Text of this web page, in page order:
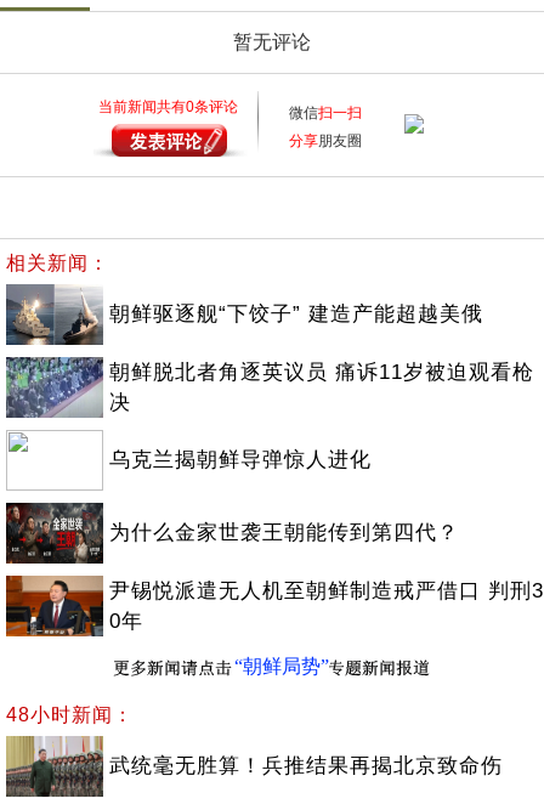
暂无评论
当前新闻共有0条评论 微信扫一扫
分享朋友圈
相关新闻：
朝鲜驱逐舰“下饺子” 建造产能超越美俄
朝鲜脱北者角逐英议员 痛诉11岁被迫观看枪
决
乌克兰揭朝鲜导弹惊人进化
为什么金家世袭王朝能传到第四代？
尹锡悦派遣无人机至朝鲜制造戒严借口 判刑3
0年
“朝鲜局势”
48小时新闻：
武统毫无胜算！兵推结果再揭北京致命伤